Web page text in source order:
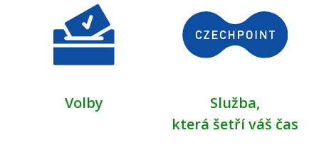
Volby
Služba,
která šetří váš čas